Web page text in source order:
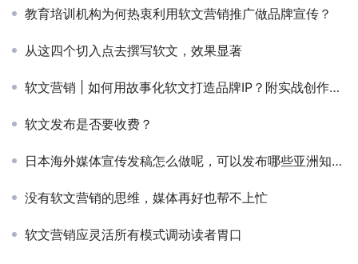
教育培训机构为何热衷利用软文营销推广做品牌宣传？
从这四个切入点去撰写软文，效果显著
软文营销 | 如何用故事化软文打造品牌IP？附实战创作框架
软文发布是否要收费？
日本海外媒体宣传发稿怎么做呢，可以发布哪些亚洲知名媒体呢
没有软文营销的思维，媒体再好也帮不上忙
软文营销应灵活所有模式调动读者胃口